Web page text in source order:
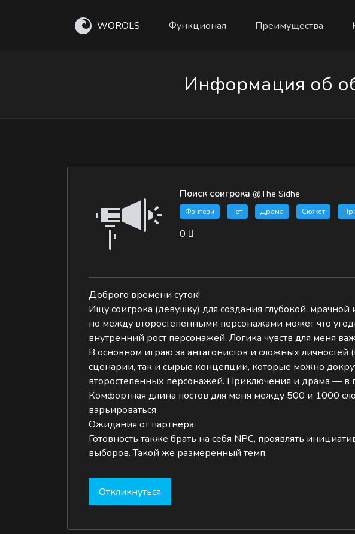
WOROLS Функционал Преимущества
Информация об
Поиск соигрока @The Sidhe
Фэнтези Гет Драма Сюжет
0
Доброго времени суток!
Ищу соигрока (девушку) для создания глубокой,
но между второстепенными персонажами может что
внутренний рост персонажей. Логика чувств для меня
В основном играю за антагонистов и сложных
сценарии, так и сырые концепции, которые можно
второстепенных персонажей. Приключения и драма — в
Комфортная длина постов для меня между 500 и 1000
варьироваться.
Ожидания от партнера:
Готовность также брать на себя NPC, проявлять
выборов. Такой же размеренный темп.
Откликнуться